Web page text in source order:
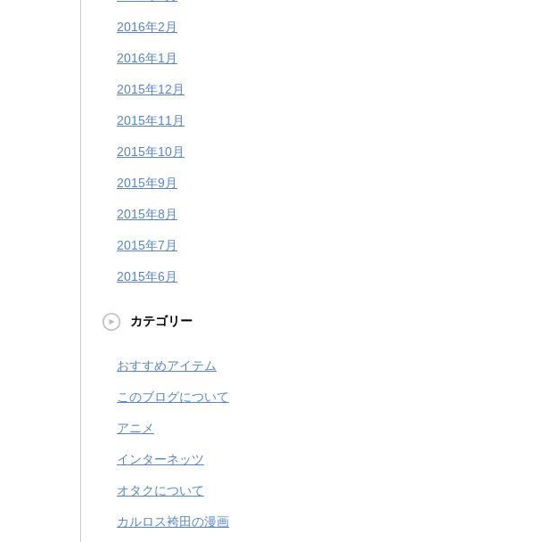
2016年2月
2016年1月
2015年12月
2015年11月
2015年10月
2015年9月
2015年8月
2015年7月
2015年6月
カテゴリー
おすすめアイテム
このブログについて
アニメ
インターネッツ
オタクについて
カルロス袴田の漫画